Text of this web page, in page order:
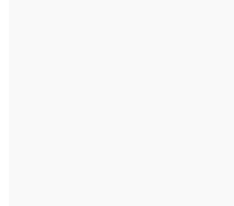
specializzata appunto in
Il cambio di passo si
apre il disco come una
marcia oscura imperniata
titolo stesso del brano
Warsaw, infatti, è stato il
con Ian Curtis alla voce,